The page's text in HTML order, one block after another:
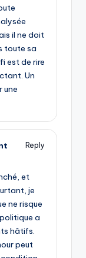
il ne doit
toute sa
est de rire
Un
une
Reply
et
je
ne risque
a
hâtifs.
peut